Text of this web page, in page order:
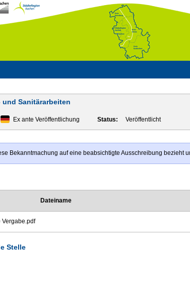
und Sanitärarbeiten
Ex ante Veröffentlichung Status: Veröffentlicht
Bekanntmachung auf eine beabsichtigte Ausschreibung
Dateiname
Vergabe.pdf
Stelle